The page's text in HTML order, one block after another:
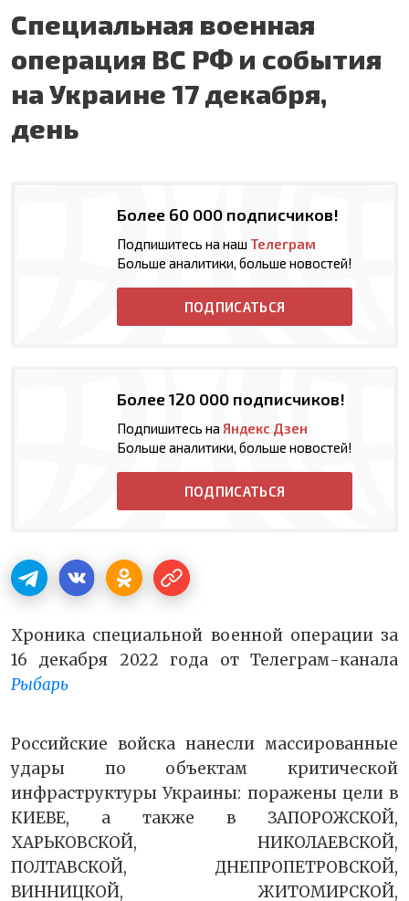
Специальная военная
операция ВС РФ и события
на Украине 17 декабря,
день
Более 60 000 подписчиков!
Подпишитесь на наш Телеграм
Больше аналитики, больше новостей!
ПОДПИСАТЬСЯ
Более 120 000 подписчиков!
Подпишитесь на Яндекс Дзен
Больше аналитики, больше новостей!
ПОДПИСАТЬСЯ
Хроника специальной военной операции за
16 декабря 2022 года
от Телеграм-канала
Рыбарь
Российские войска нанесли массированные
удары по объектам критической
инфраструктуры Украины: поражены цели в
КИЕВЕ, а также в ЗАПОРОЖСКОЙ,
ХАРЬКОВСКОЙ, НИКОЛАЕВСКОЙ,
ПОЛТАВСКОЙ, ДНЕПРОПЕТРОВСКОЙ,
ВИННИЦКОЙ, ЖИТОМИРСКОЙ,